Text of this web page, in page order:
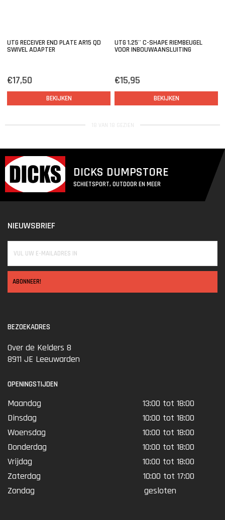
UTG RECEIVER END PLATE AR15 QD
SWIVEL ADAPTER
€17,50
BEKIJKEN
UTG 1.25'' C-SHAPE RIEMBEUGEL
VOOR INBOUWAANSLUITING
€15,95
BEKIJKEN
18 VAN 18 GEZIEN
DICKS DUMPSTORE
SCHIETSPORT, OUTDOOR EN MEER
NIEUWSBRIEF
ABONNEER!
BEZOEKADRES
Over de Kelders 8
8911 JE Leeuwarden
OPENINGSTIJDEN
Maandag
13:00 tot 18:00
Dinsdag
10:00 tot 18:00
Woensdag
10:00 tot 18:00
Donderdag
10:00 tot 18:00
Vrijdag
10:00 tot 18:00
Zaterdag
10:00 tot 17:00
Zondag
gesloten